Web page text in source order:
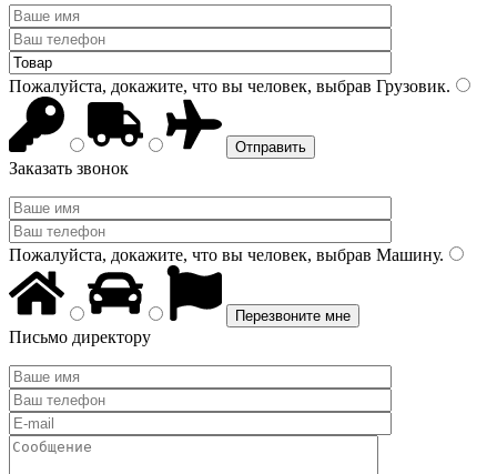
Пожалуйста, докажите, что вы человек, выбрав Грузовик.
Заказать звонок
Пожалуйста, докажите, что вы человек, выбрав Машину.
Письмо директору